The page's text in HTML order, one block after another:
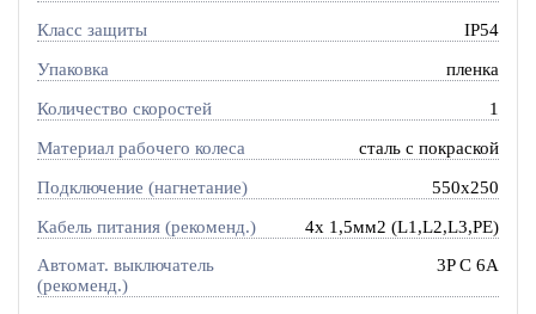
Класс защиты IP54
Упаковка пленка
Количество скоростей 1
Материал рабочего колеса сталь с покраской
Подключение (нагнетание) 550x250
Кабель питания (рекоменд.) 4х 1,5мм2 (L1,L2,L3,PE)
Автомат. выключатель
(рекоменд.)
3P C 6A